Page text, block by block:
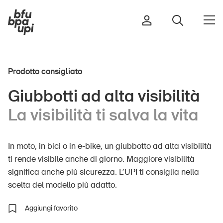
Sport e attività fisica
Casa e giardino
Bambini
Anziani
Scuola
Prodotto consigliato
Giubbotti ad alta visibilità
La visibilità ti salva la vita
In moto, in bici o in e-bike, un giubbotto ad alta visibilità
ti rende visibile anche di giorno. Maggiore visibilità
significa anche più sicurezza. L’UPI ti consiglia nella
scelta del modello più adatto.
Aggiungi favorito